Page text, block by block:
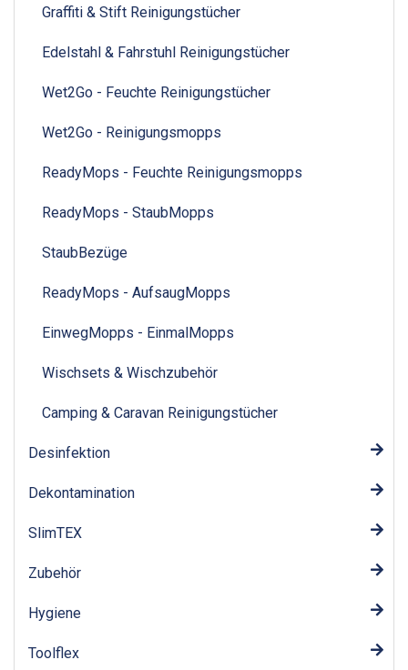
Graffiti & Stift Reinigungstücher
Edelstahl & Fahrstuhl Reinigungstücher
Wet2Go - Feuchte Reinigungstücher
Wet2Go - Reinigungsmopps
ReadyMops - Feuchte Reinigungsmopps
ReadyMops - StaubMopps
StaubBezüge
ReadyMops - AufsaugMopps
EinwegMopps - EinmalMopps
Wischsets & Wischzubehör
Camping & Caravan Reinigungstücher
Desinfektion
Dekontamination
SlimTEX
Zubehör
Hygiene
Toolflex